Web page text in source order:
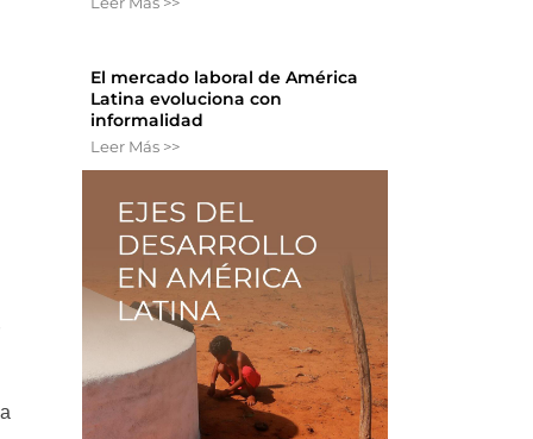
El mercado laboral de América
Latina evoluciona con
informalidad
Leer Más >>